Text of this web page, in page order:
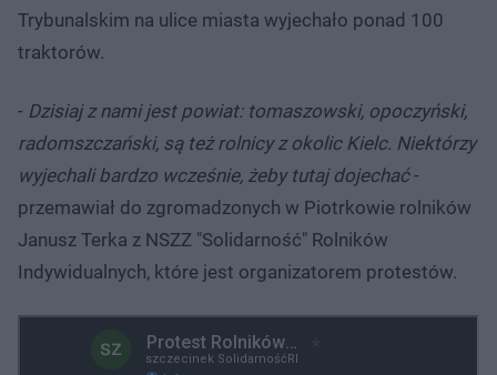
Trybunalskim na ulice miasta wyjechało ponad 100
traktorów.
- Dzisiaj z nami jest powiat: tomaszowski, opoczyński,
radomszczański, są też rolnicy z okolic Kielc. Niektórzy
wyjechali bardzo wcześnie, żeby tutaj dojechać-
przemawiał do zgromadzonych w Piotrkowie rolników
Janusz Terka z NSZZ "Solidarność" Rolników
Indywidualnych, które jest organizatorem protestów.